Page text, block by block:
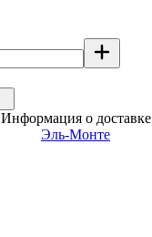
Информация о доставке
Эль-Монте